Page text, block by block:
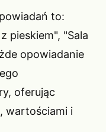
to:
pieskiem", "Sala
opowiadanie
oferując
wartościami i